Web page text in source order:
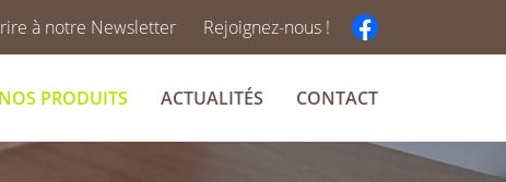
à notre Newsletter Rejoignez-nous !
NOS PRODUITS ACTUALITÉS CONTACT